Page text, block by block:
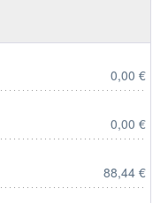
0,00 €
0,00 €
88,44 €